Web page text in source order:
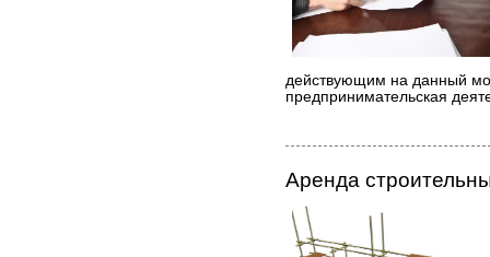
действующим на данный
предпринимательская
Аренда